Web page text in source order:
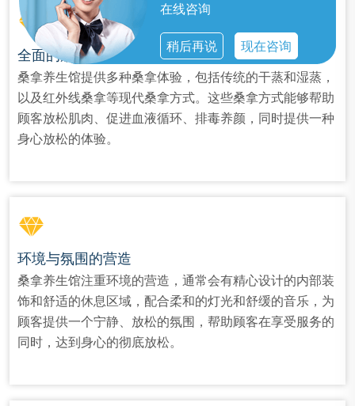
在线咨询
稍后再说 现在咨询
全面的放松体验
桑拿养生馆提供多种桑拿体验，包括传统的干蒸和湿蒸，
以及红外线桑拿等现代桑拿方式。这些桑拿方式能够帮助
顾客放松肌肉、促进血液循环、排毒养颜，同时提供一种
身心放松的体验。
环境与氛围的营造
桑拿养生馆注重环境的营造，通常会有精心设计的内部装
饰和舒适的休息区域，配合柔和的灯光和舒缓的音乐，为
顾客提供一个宁静、放松的氛围，帮助顾客在享受服务的
同时，达到身心的彻底放松。